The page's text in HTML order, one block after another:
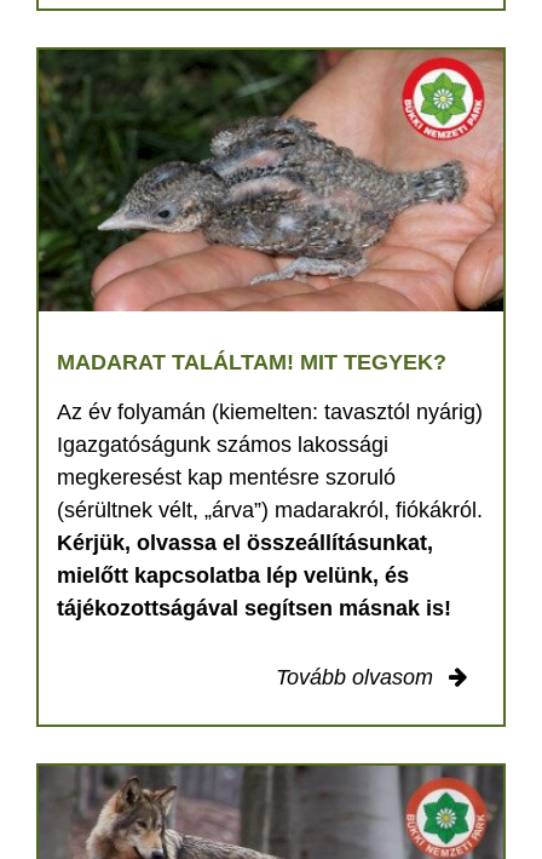
MADARAT TALÁLTAM! MIT TEGYEK?
Az év folyamán (kiemelten: tavasztól nyárig)
Igazgatóságunk számos lakossági
megkeresést kap mentésre szoruló
(sérültnek vélt, „árva”) madarakról, fiókákról.
Kérjük, olvassa el összeállításunkat,
mielőtt kapcsolatba lép velünk, és
tájékozottságával segítsen másnak is!
Tovább olvasom